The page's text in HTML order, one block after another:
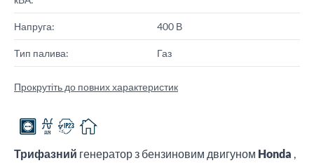
Напруга: 400 В
Тип палива: Газ
Прокрутіть до повних характеристик
Трифазний генератор з бензиновим двигуном Honda ,